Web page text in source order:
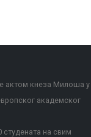
актом кнеза Милоша у
академског
на свим